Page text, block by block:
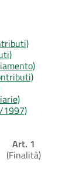
1997)
Art. 1
(Finalità)